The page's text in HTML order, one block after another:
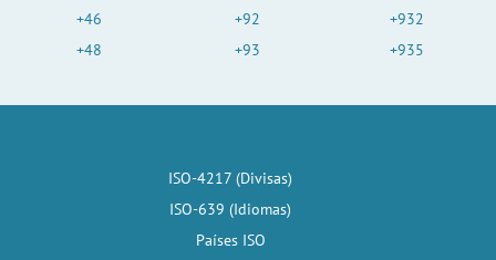
+46
+48
+92
+93
+932
+935
ISO-4217 (Divisas)
ISO-639 (Idiomas)
Países ISO